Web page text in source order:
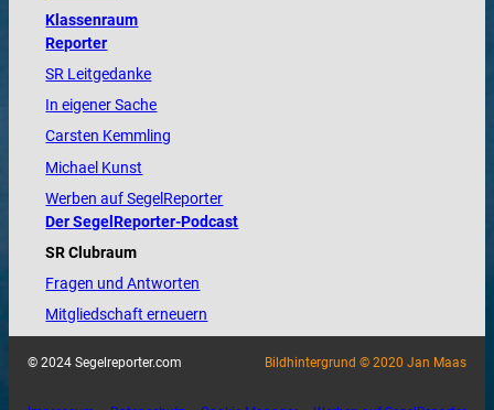
Klassenraum
Reporter
SR Leitgedanke
In eigener Sache
Carsten Kemmling
Michael Kunst
Werben auf SegelReporter
Der SegelReporter-Podcast
SR Clubraum
Fragen und Antworten
Mitgliedschaft erneuern
© 2024 Segelreporter.com Bildhintergrund © 2020 Jan Maas